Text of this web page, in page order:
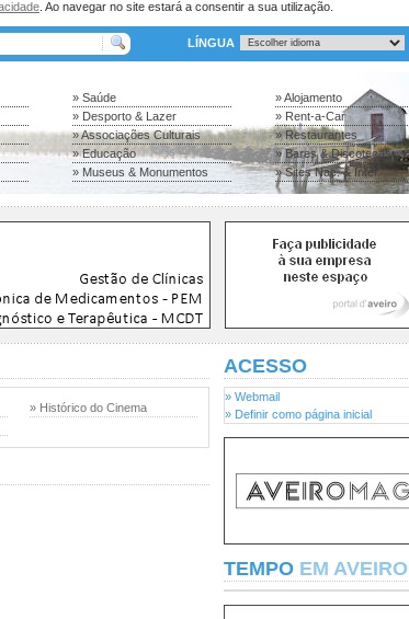
. Ao navegar no site estará a consentir a sua utilização.
LÍNGUA
» Saúde
» Desporto & Lazer
» Associações Culturais
» Educação
» Museus & Monumentos
» Alojamento
» Rent-a-Car
» Restaurantes
» Bares & Discotecas
» Sites Nac. & Inter.
» Histórico do Cinema
ACESSO
» Webmail
» Definir como página inicial
TEMPO EM AVEIRO